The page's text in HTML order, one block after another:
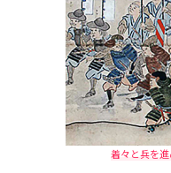
着々と兵を進